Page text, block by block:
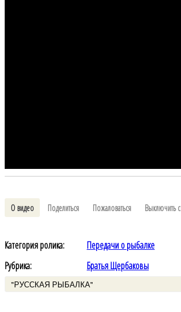
О видео Поделиться Пожаловаться Выключить
Категория ролика:
Передачи о рыбалке
Рубрика:
Братья Щербаковы
"РУССКАЯ РЫБАЛКА"